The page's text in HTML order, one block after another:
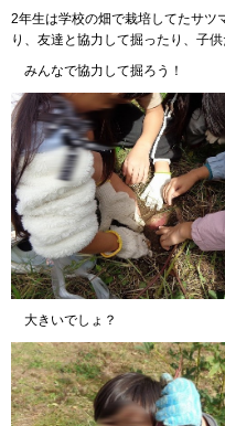
2年生は学校の畑で栽培してたサツ
り、友達と協力して掘ったり、子
みんなで協力して掘ろう！
大きいでしょ？